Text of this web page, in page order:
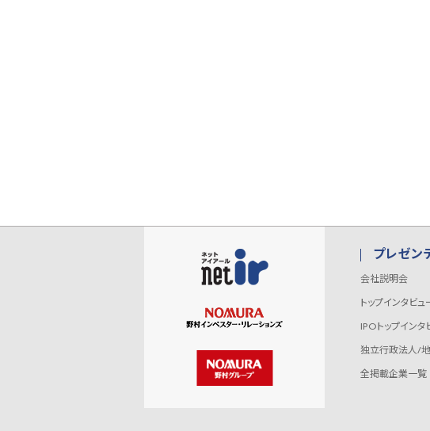
プレゼン
会社説明会
トップインタビュ
IPOトップインタ
独立行政法人/
全掲載企業一覧